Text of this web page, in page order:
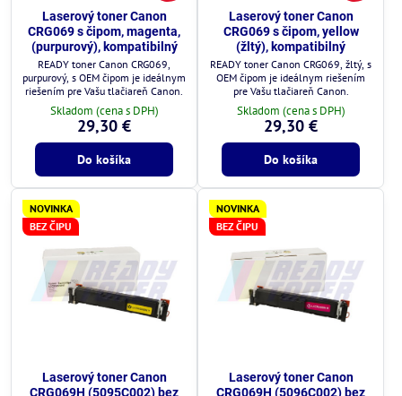
Laserový toner Canon
CRG069 s čipom, magenta,
(purpurový), kompatibilný
READY toner Canon CRG069,
purpurový, s OEM čipom je ideálnym
riešením pre Vašu tlačiareň Canon.
Skladom (cena s DPH)
29,30 €
Do košíka
Laserový toner Canon
CRG069 s čipom, yellow
(žltý), kompatibilný
READY toner Canon CRG069, žltý, s
OEM čipom je ideálnym riešením
pre Vašu tlačiareň Canon.
Skladom (cena s DPH)
29,30 €
Do košíka
NOVINKA
BEZ ČIPU
Laserový toner Canon
CRG069H (5095C002) bez
NOVINKA
BEZ ČIPU
Laserový toner Canon
CRG069H (5096C002) bez